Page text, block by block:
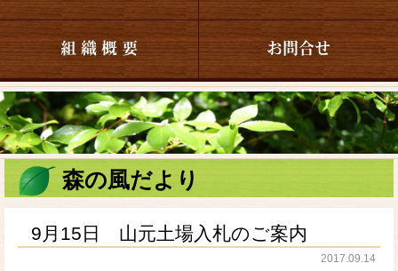
組 織 概 要 お問合せ
森の風だより
9月15日 山元土場入札のご案内
2017.09.14